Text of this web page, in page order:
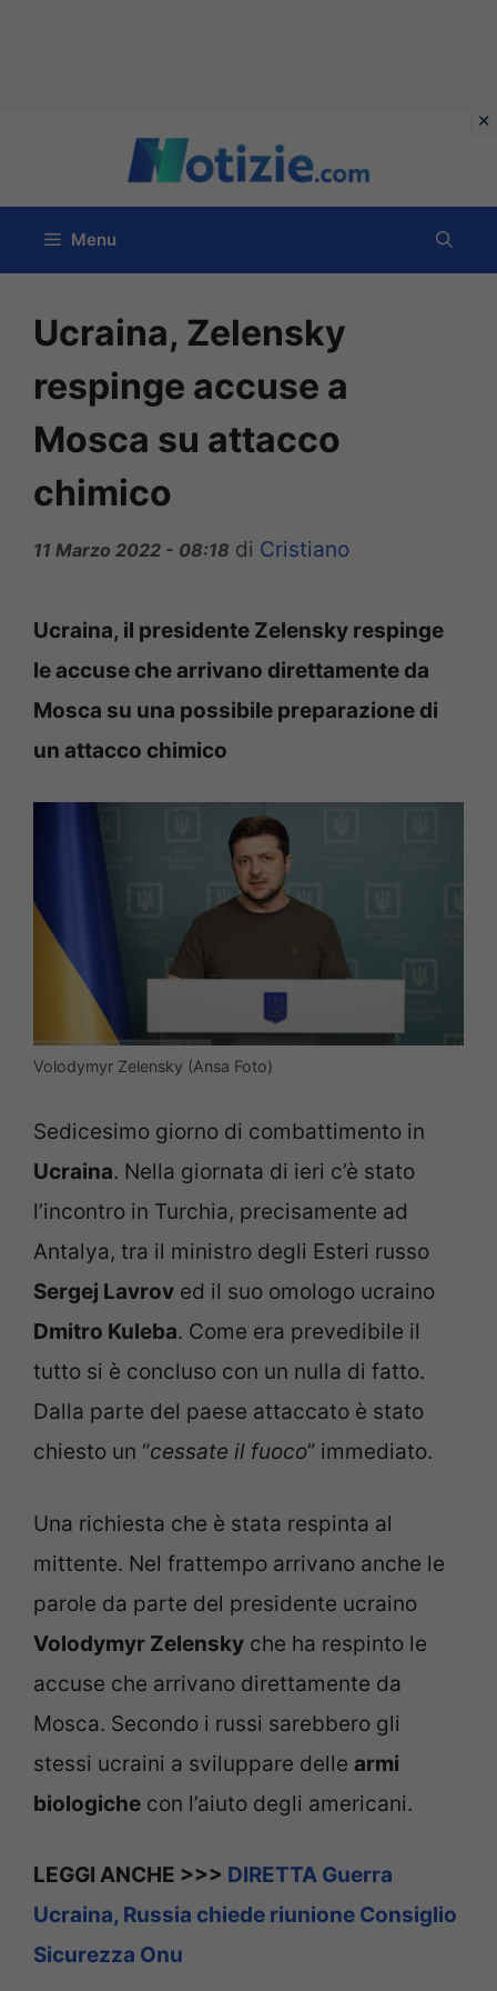
contenuto
Menu
Ucraina, Zelensky
respinge accuse a
Mosca su attacco
chimico
11 Marzo 2022 - 08:18 di Cristiano
Ucraina, il presidente Zelensky respinge
le accuse che arrivano direttamente da
Mosca su una possibile preparazione di
un attacco chimico
Volodymyr Zelensky (Ansa Foto)
Sedicesimo giorno di combattimento in
Ucraina. Nella giornata di ieri c’è stato
l’incontro in Turchia, precisamente ad
Antalya, tra il ministro degli Esteri russo
Sergej Lavrov ed il suo omologo ucraino
Dmitro Kuleba. Come era prevedibile il
tutto si è concluso con un nulla di fatto.
Dalla parte del paese attaccato è stato
chiesto un “cessate il fuoco” immediato.
Una richiesta che è stata respinta al
mittente. Nel frattempo arrivano anche le
parole da parte del presidente ucraino
Volodymyr Zelensky che ha respinto le
accuse che arrivano direttamente da
Mosca. Secondo i russi sarebbero gli
stessi ucraini a sviluppare delle armi
biologiche con l’aiuto degli americani.
LEGGI ANCHE >>> DIRETTA Guerra
Ucraina, Russia chiede riunione Consiglio
Sicurezza Onu